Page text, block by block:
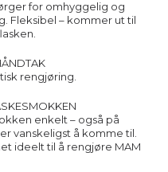
for omhyggelig og
Fleksibel – kommer ut til
rengjøring.
enkelt – også på
vanskeligst å komme til.
ideelt til å rengjøre MAM